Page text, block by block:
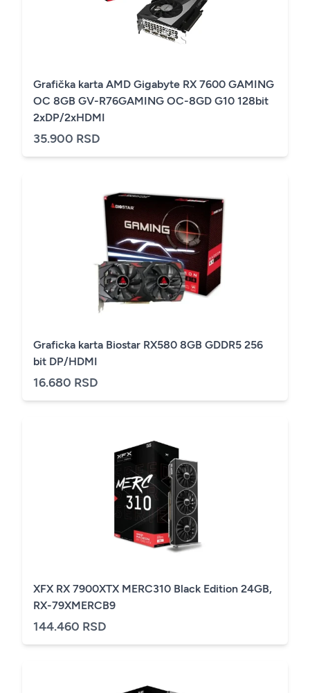
Grafička karta AMD Gigabyte RX 7600 GAMING
OC 8GB GV-R76GAMING OC-8GD G10 128bit
2xDP/2xHDMI
35.900 RSD
Graficka karta Biostar RX580 8GB GDDR5 256
bit DP/HDMI
16.680 RSD
XFX RX 7900XTX MERC310 Black Edition 24GB,
RX-79XMERCB9
144.460 RSD